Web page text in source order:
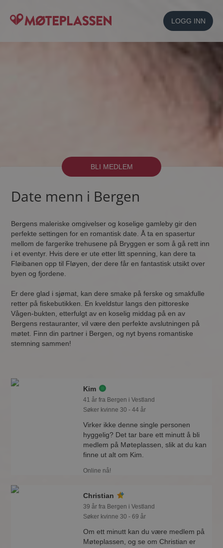
LOGG INN
BLI MEDLEM
Date menn i Bergen
Bergens maleriske omgivelser og koselige gamleby gir den
perfekte settingen for en romantisk date. Å ta en spasertur
mellom de fargerike trehusene på Bryggen er som å gå rett inn
i et eventyr. Hvis dere er ute etter litt spenning, kan dere ta
Fløibanen opp til Fløyen, der dere får en fantastisk utsikt over
byen og fjordene.
Er dere glad i sjømat, kan dere smake på ferske og smakfulle
retter på fiskebutikken. En kveldstur langs den pittoreske
Vågen-bukten, etterfulgt av en koselig middag på en av
Bergens restauranter, vil være den perfekte avslutningen på
møtet. Finn din partner i Bergen, og nyt byens romantiske
stemning sammen!
Kim
41 år fra Bergen i Vestland
Søker kvinne 30 - 44 år
Virker ikke denne single personen
hyggelig? Det tar bare ett minutt å bli
medlem på Møteplassen, slik at du kan
finne ut alt om Kim.
Online nå!
Christian
39 år fra Bergen i Vestland
Søker kvinne 30 - 69 år
Om ett minutt kan du være medlem på
Møteplassen, og se om Christian er